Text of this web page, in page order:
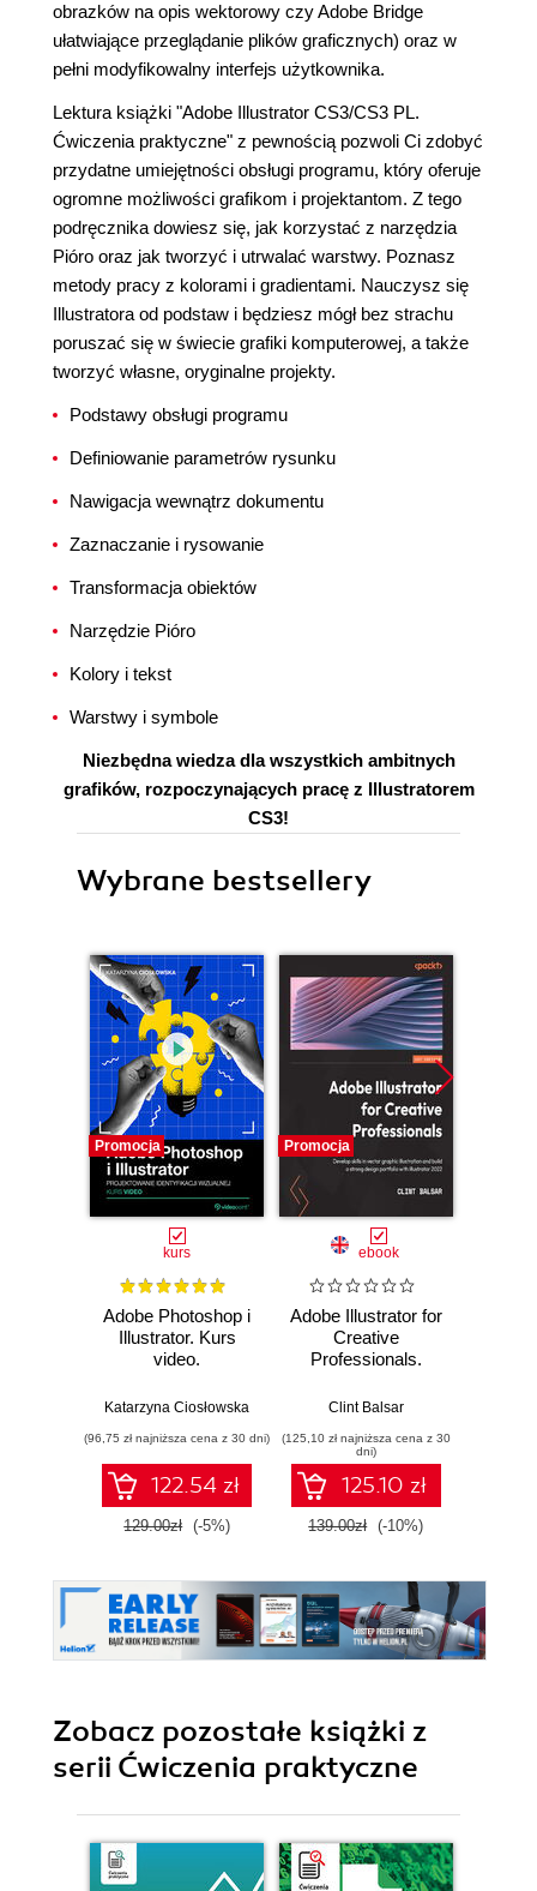
obrazków na opis wektorowy czy Adobe Bridge
ułatwiające przeglądanie plików graficznych) oraz w
pełni modyfikowalny interfejs użytkownika.
Lektura książki "Adobe Illustrator CS3/CS3 PL.
Ćwiczenia praktyczne" z pewnością pozwoli Ci zdobyć
przydatne umiejętności obsługi programu, który oferuje
ogromne możliwości grafikom i projektantom. Z tego
podręcznika dowiesz się, jak korzystać z narzędzia
Pióro oraz jak tworzyć i utrwalać warstwy. Poznasz
metody pracy z kolorami i gradientami. Nauczysz się
Illustratora od podstaw i będziesz mógł bez strachu
poruszać się w świecie grafiki komputerowej, a także
tworzyć własne, oryginalne projekty.
Podstawy obsługi programu
Definiowanie parametrów rysunku
Nawigacja wewnątrz dokumentu
Zaznaczanie i rysowanie
Transformacja obiektów
Narzędzie Pióro
Kolory i tekst
Warstwy i symbole
Niezbędna wiedza dla wszystkich ambitnych
grafików, rozpoczynających pracę z Illustratorem
CS3!
Wybrane bestsellery
Promocja
kurs
Adobe Photoshop i
Illustrator. Kurs
video.
identyfikacji
Katarzyna Ciosłowska
(96,75 zł najniższa cena z 30 dni)
122.54 zł
129.00zł (-5%)
Promocja
ebook
Adobe Illustrator for
Creative
Professionals.
vector graphic
a strong design
portfolio with
Illustrator 2022
Clint Balsar
(125,10 zł najniższa cena z 30
dni)
125.10 zł
139.00zł (-10%)
Zobacz pozostałe książki z
serii Ćwiczenia praktyczne